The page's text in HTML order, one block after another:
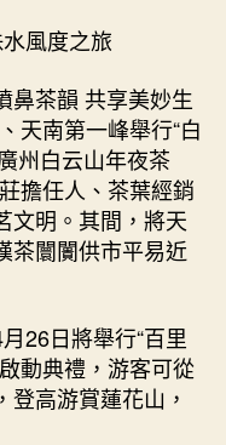
樣
州〉
中
風度之旅
鼻茶韻 共享美妙生
天南第一峰舉行“白
州白云山年夜茶
擔任人、茶葉經銷
文明。其間，將天
茶闤闠供市平易近
26日將舉行“百里
動典禮，游客可從
高游賞蓮花山，